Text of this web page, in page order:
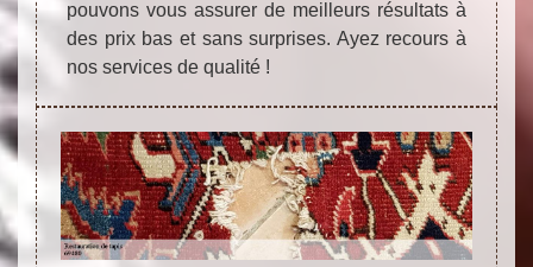
pouvons vous assurer de meilleurs résultats à
des prix bas et sans surprises. Ayez recours à
nos services de qualité !